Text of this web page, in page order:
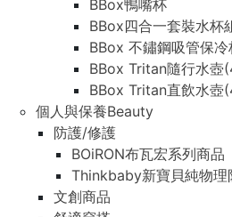
BBox鴨嘴杯
BBox四合一套裝水杯
BBox 不鏽鋼吸管保冷
BBox Tritan隨行水
BBox Tritan直飲水
個人與保養Beauty
防護/修護
BOiRON布瓦宏系列商品
Thinkbaby新寶貝純物理
文創商品